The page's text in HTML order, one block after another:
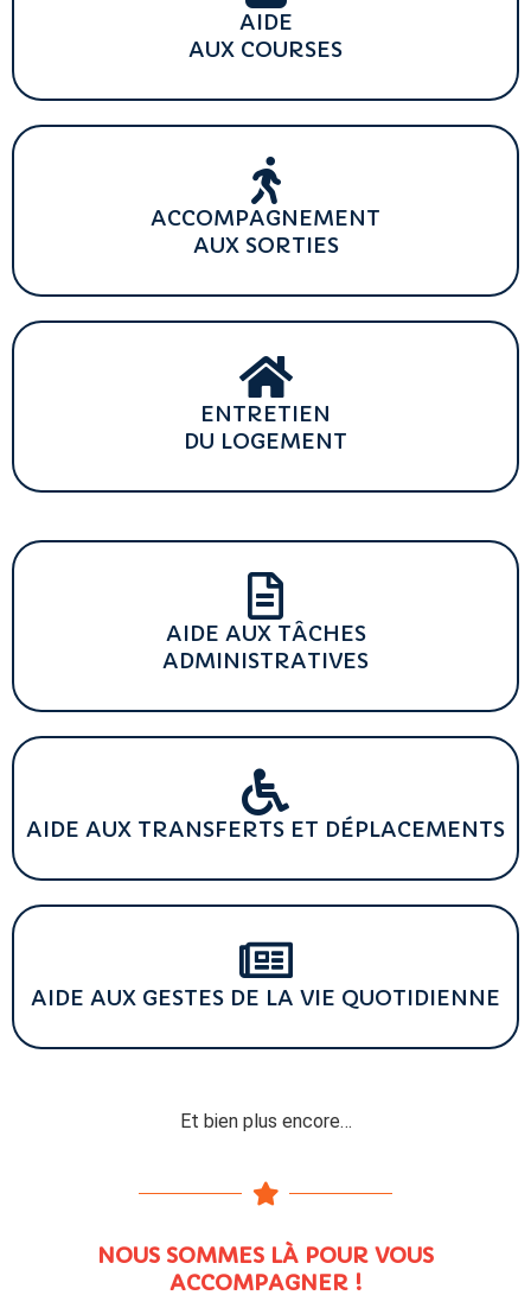
AIDE
AUX COURSES
ACCOMPAGNEMENT
AUX SORTIES
ENTRETIEN
DU LOGEMENT
AIDE AUX TÂCHES
ADMINISTRATIVES
AIDE AUX TRANSFERTS ET DÉPLACEMENTS
AIDE AUX GESTES DE LA VIE QUOTIDIENNE
Et bien plus encore…
NOUS SOMMES LÀ POUR VOUS
ACCOMPAGNER !